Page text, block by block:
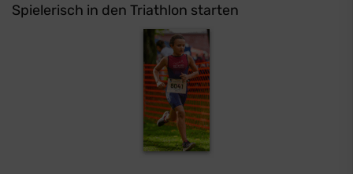
Spielerisch in den Triathlon starten